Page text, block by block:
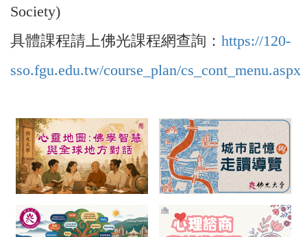
Society)
具體課程請上佛光課程網查詢： https://120-
sso.fgu.edu.tw/course_plan/cs_cont_menu.aspx